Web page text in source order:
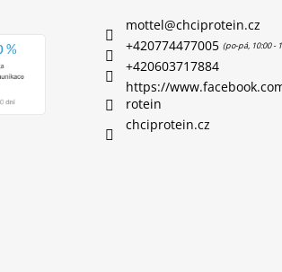
mottel@chciprotein.cz
+420774477005
+420603717884
https://
rotein
chciprotein.cz